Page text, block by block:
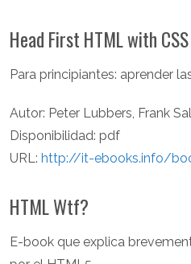
Head First HTML with
Para principiantes: aprender
Autor: Peter Lubbers, Frank
Disponibilidad: pdf
URL: http://it-ebooks.info/
HTML Wtf?
E-book que explica